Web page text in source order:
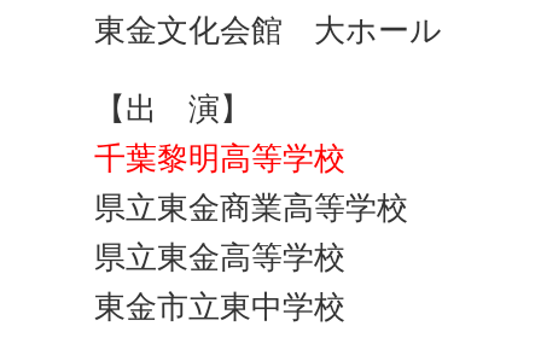
東金文化会館 大ホール
【出 演】
千葉黎明高等学校
県立東金商業高等学校
県立東金高等学校
東金市立東中学校